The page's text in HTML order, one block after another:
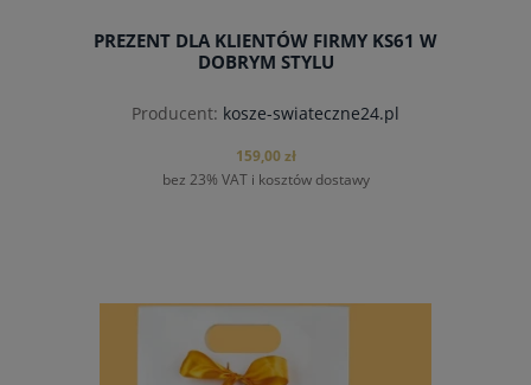
PREZENT DLA KLIENTÓW FIRMY KS61 W
DOBRYM STYLU
Producent: kosze-swiateczne24.pl
159,00 zł
bez 23% VAT i kosztów dostawy